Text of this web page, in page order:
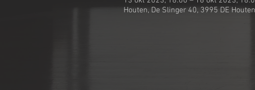
Houten, De Slinger 40, 3995 DE